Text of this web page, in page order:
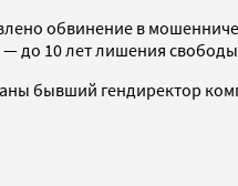
обвинение в
— до 10 лет лишения
бывший гендиректор